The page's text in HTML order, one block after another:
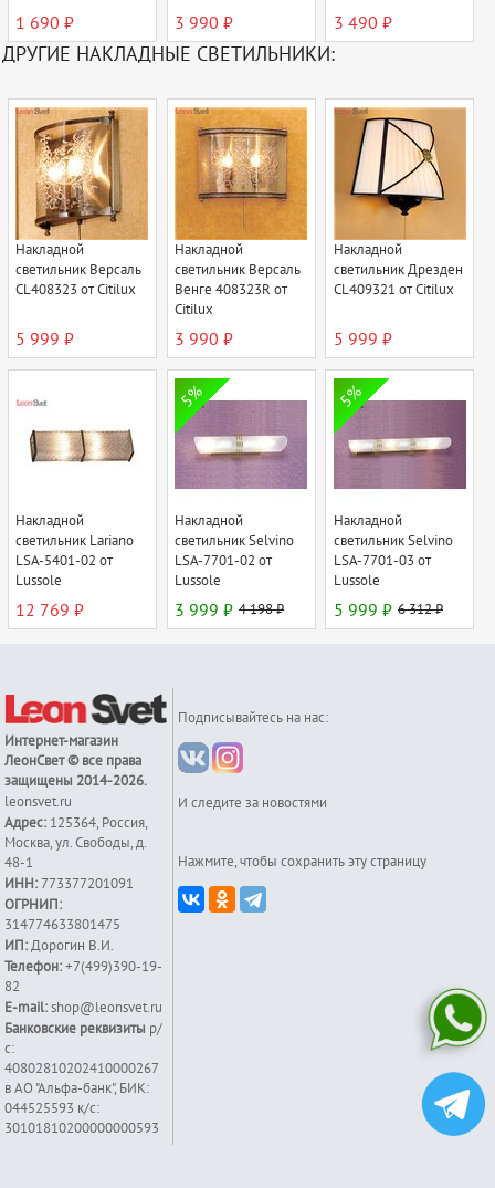
1 690 ₽ 3 990 ₽ 3 490 ₽
ДРУГИЕ НАКЛАДНЫЕ СВЕТИЛЬНИКИ:
Накладной
светильник Версаль
CL408323 от Citilux
5 999 ₽
Накладной
светильник Версаль
Венге 408323R от
Citilux
3 990 ₽
Накладной
светильник Дрезден
CL409321 от Citilux
5 999 ₽
Накладной
светильник Lariano
LSA-5401-02 от
Lussole
12 769 ₽
5%
Накладной
светильник Selvino
LSA-7701-02 от
Lussole
3 999 ₽ 4 198 ₽
5%
Накладной
светильник Selvino
LSA-7701-03 от
Lussole
5 999 ₽ 6 312 ₽
Интернет-магазин
ЛеонСвет© все права
защищены 2014-2026.
leonsvet.ru
Адрес: 125364,Россия,
Москва,ул. Свободы, д.
48-1
ИНН:773377201091
ОГРНИП:
314774633801475
ИП:Дорогин В.И.
Телефон: +7(499)390-19-
82
E-mail: shop@leonsvet.ru
Банковские реквизиты р/
с:
40802810202410000267
в АО "Альфа-банк", БИК:
044525593 к/c:
30101810200000000593
Подписывайтесь на нас:
И следите за новостями
Нажмите, чтобы сохранить эту страницу